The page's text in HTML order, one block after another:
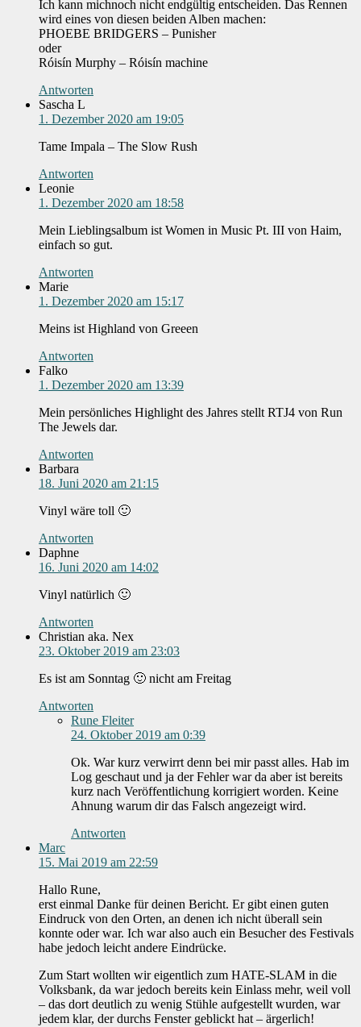
Ich kann michnoch nicht endgültig entscheiden. Das Rennen
wird eines von diesen beiden Alben machen:
PHOEBE BRIDGERS – Punisher
oder
Róisín Murphy – Róisín machine
Antworten
Sascha L
1. Dezember 2020 am 19:05
Tame Impala – The Slow Rush
Antworten
Leonie
1. Dezember 2020 am 18:58
Mein Lieblingsalbum ist Women in Music Pt. III von Haim,
einfach so gut.
Antworten
Marie
1. Dezember 2020 am 15:17
Meins ist Highland von Greeen
Antworten
Falko
1. Dezember 2020 am 13:39
Mein persönliches Highlight des Jahres stellt RTJ4 von Run
The Jewels dar.
Antworten
Barbara
18. Juni 2020 am 21:15
Vinyl wäre toll 🙂
Antworten
Daphne
16. Juni 2020 am 14:02
Vinyl natürlich 🙂
Antworten
Christian aka. Nex
23. Oktober 2019 am 23:03
Es ist am Sonntag 🙂 nicht am Freitag
Antworten
Rune Fleiter
24. Oktober 2019 am 0:39
Ok. War kurz verwirrt denn bei mir passt alles. Hab im
Log geschaut und ja der Fehler war da aber ist bereits
kurz nach Veröffentlichung korrigiert worden. Keine
Ahnung warum dir das Falsch angezeigt wird.
Antworten
Marc
15. Mai 2019 am 22:59
Hallo Rune,
erst einmal Danke für deinen Bericht. Er gibt einen guten
Eindruck von den Orten, an denen ich nicht überall sein
konnte oder war. Ich war also auch ein Besucher des Festivals
habe jedoch leicht andere Eindrücke.
Zum Start wollten wir eigentlich zum HATE-SLAM in die
Volksbank, da war jedoch bereits kein Einlass mehr, weil voll
– das dort deutlich zu wenig Stühle aufgestellt wurden, war
jedem klar, der durchs Fenster geblickt hat – ärgerlich!